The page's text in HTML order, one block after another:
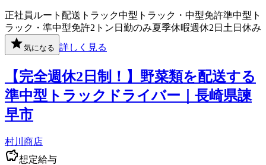
正社員 ルート配送 トラック中型トラック・中型免許準中型ト
ラック・準中型免許2トン 日勤のみ夏季休暇週休2日 土日休み
気になる 詳しく見る
【完全週休2日制！】野菜類を配送する
準中型トラックドライバー｜長崎県諫
早市
村川商店
想定給与